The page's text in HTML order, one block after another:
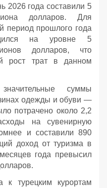
2026 года составили 5
долларов. Для
период прошлого года
на уровне 5
долларов, что
рост трат в данном
суммы
одежды и обуви —
потрачено около 2,2
на сувенирную
и составили 890
доход от туризма в
года превысил
к турецким курортам